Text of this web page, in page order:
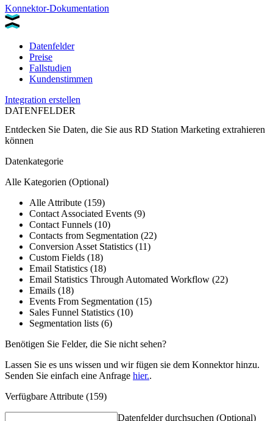
Konnektor-Dokumentation
Datenfelder
Preise
Fallstudien
Kundenstimmen
Integration erstellen
DATENFELDER
Entdecken Sie Daten, die Sie aus RD Station Marketing extrahieren
können
Datenkategorie
Alle Kategorien (Optional)
Alle Attribute (159)
Contact Associated Events (9)
Contact Funnels (10)
Contacts from Segmentation (22)
Conversion Asset Statistics (11)
Custom Fields (18)
Email Statistics (18)
Email Statistics Through Automated Workflow (22)
Emails (18)
Events From Segmentation (15)
Sales Funnel Statistics (10)
Segmentation lists (6)
Benötigen Sie Felder, die Sie nicht sehen?
Lassen Sie es uns wissen und wir fügen sie dem Konnektor hinzu.
Senden Sie einfach eine Anfrage hier..
Verfügbare Attribute (159)
Datenfelder durchsuchen (Optional)